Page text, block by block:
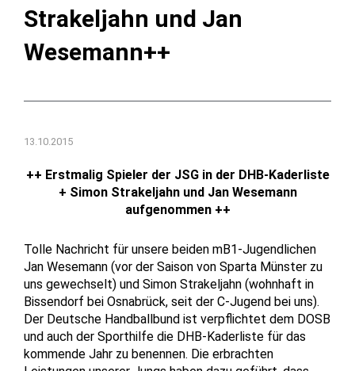
Strakeljahn und Jan
Wesemann++
13.10.2015
++ Erstmalig Spieler der JSG in der DHB-Kaderliste
+ Simon Strakeljahn und Jan Wesemann
aufgenommen ++
Tolle Nachricht für unsere beiden mB1-Jugendlichen
Jan Wesemann (vor der Saison von Sparta Münster zu
uns gewechselt) und Simon Strakeljahn (wohnhaft in
Bissendorf bei Osnabrück, seit der C-Jugend bei uns).
Der Deutsche Handballbund ist verpflichtet dem DOSB
und auch der Sporthilfe die DHB-Kaderliste für das
kommende Jahr zu benennen. Die erbrachten